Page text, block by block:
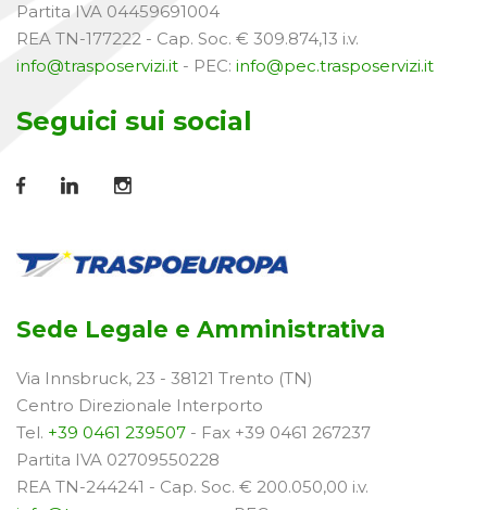
Partita IVA 04459691004
REA TN-177222 - Cap. Soc. € 309.874,13 i.v.
info@trasposervizi.it - PEC: info@pec.trasposervizi.it
Seguici sui social
Sede Legale e Amministrativa
Via Innsbruck, 23 - 38121 Trento (TN)
Centro Direzionale Interporto
Tel. +39 0461 239507 - Fax +39 0461 267237
Partita IVA 02709550228
REA TN-244241 - Cap. Soc. € 200.050,00 i.v.